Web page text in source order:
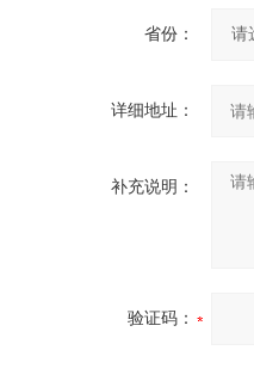
省份：
详细地址：
补充说明：
验证码：